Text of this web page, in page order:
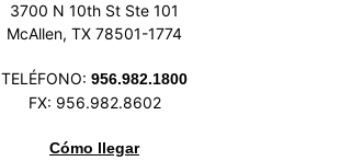
3700 N 10th St Ste 101
McAllen, TX 78501-1774
TELÉFONO: 956.982.1800
FX: 956.982.8602
Cómo llegar